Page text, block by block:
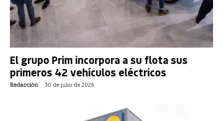
El grupo Prim incorpora a su flota sus
primeros 42 vehículos eléctricos
Redacción - 30 de julio de 2026